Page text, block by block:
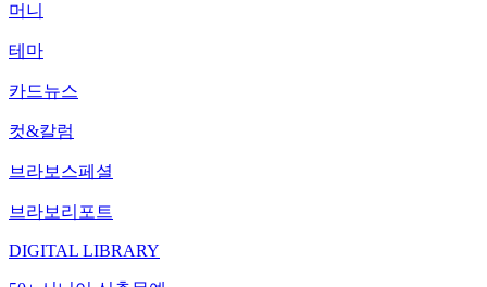
머니
테마
카드뉴스
컷&칼럼
브라보스페셜
브라보리포트
DIGITAL LIBRARY